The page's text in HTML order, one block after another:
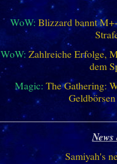
WoW:Blizzard bannt
WoW: Zahlreiche Erfolge,
dem
Magic: The Gathering:
Samiyah's